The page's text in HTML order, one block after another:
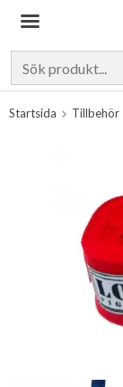
Startsida Tillbehör